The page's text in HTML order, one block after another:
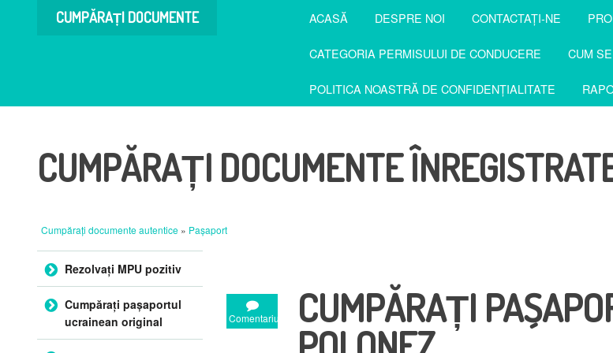
CUMPĂRAȚI DOCUMENTE ACASĂ DESPRE NOI CONTACTAŢI-NE
CATEGORIA PERMISULUI DE CONDUCERE CUM
POLITICA NOASTRĂ DE CONFIDENȚIALITATE
CUMPĂRAȚI DOCUMENTE
Cumpărați documente autentice » Pașaport
Comentariu
CUMPĂRAȚI
Sari la conținut
Rezolvați MPU pozitiv
Cumpărați pașaportul
ucrainean original